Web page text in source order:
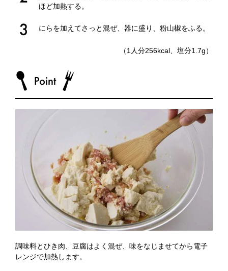
ほど加熱する。
にらを加えてさっと混ぜ、器に盛り、粉山椒をふる。
（1人分256kcal、塩分1.7g）
調味料とひき肉、豆腐はよく混ぜ、味をなじませてから電子
レンジで加熱します。